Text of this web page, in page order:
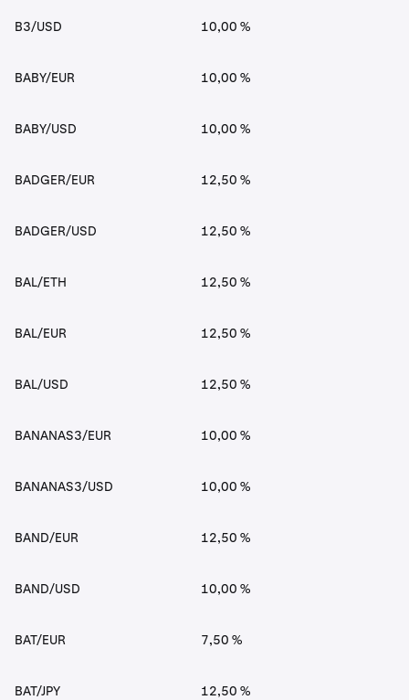
B3/USD 10,00 %
BABY/EUR 10,00 %
BABY/USD 10,00 %
BADGER/EUR 12,50 %
BADGER/USD 12,50 %
BAL/ETH 12,50 %
BAL/EUR 12,50 %
BAL/USD 12,50 %
BANANAS3/EUR 10,00 %
BANANAS3/USD 10,00 %
BAND/EUR 12,50 %
BAND/USD 10,00 %
BAT/EUR 7,50 %
BAT/JPY 12,50 %